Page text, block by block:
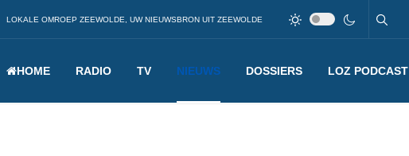
LOKALE OMROEP ZEEWOLDE, UW NIEUWSBRON UIT ZEEWOLDE
HOME RADIO TV NIEUWS DOSSIERS LOZ PODCAST